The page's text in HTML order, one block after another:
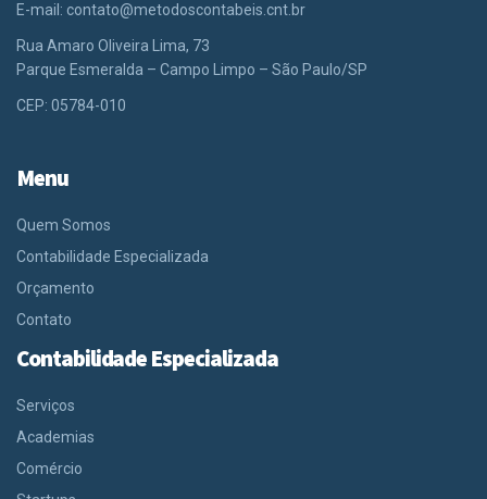
E-mail: contato@metodoscontabeis.cnt.br
Rua Amaro Oliveira Lima, 73
Parque Esmeralda – Campo Limpo – São Paulo/SP
CEP: 05784-010
Menu
Quem Somos
Contabilidade Especializada
Orçamento
Contato
Contabilidade Especializada
Serviços
Academias
Comércio